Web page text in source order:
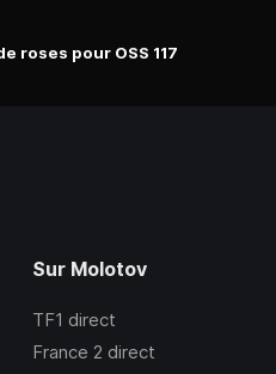
roses pour OSS 117
Sur Molotov
TF1 direct
France 2 direct